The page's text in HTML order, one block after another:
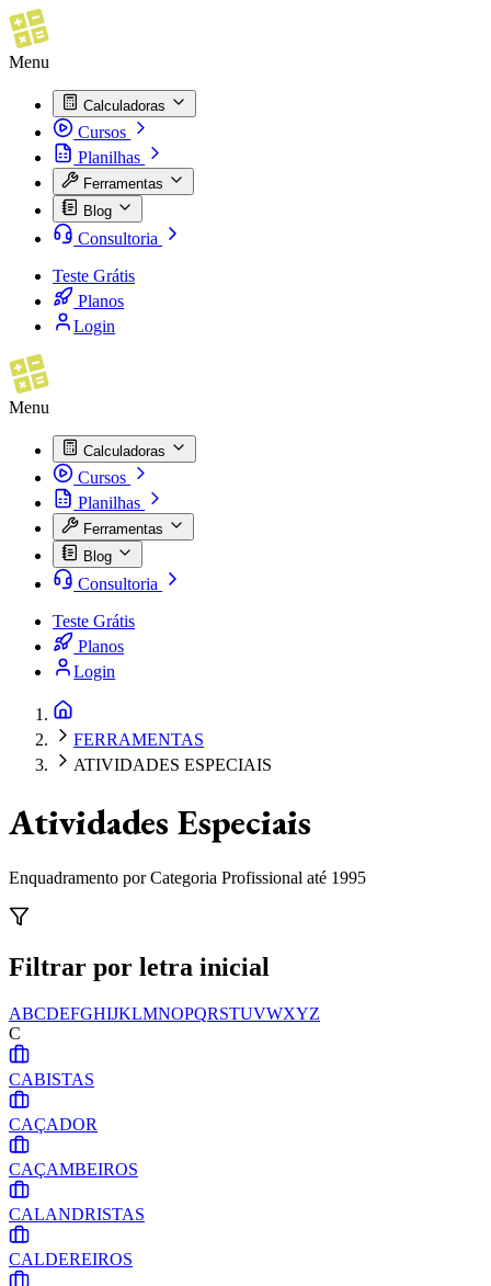
Menu
Calculadoras
Cursos
Planilhas
Ferramentas
Blog
Consultoria
Teste Grátis
Planos
Login
Menu
Calculadoras
Cursos
Planilhas
Ferramentas
Blog
Consultoria
Teste Grátis
Planos
Login
FERRAMENTAS
ATIVIDADES ESPECIAIS
Atividades Especiais
Enquadramento por Categoria Profissional até 1995
Filtrar por letra inicial
ABCDEFGHIJKLMNOPQRSTUVWXYZ
C
CABISTAS
CAÇADOR
CAÇAMBEIROS
CALANDRISTAS
CALDEREIROS